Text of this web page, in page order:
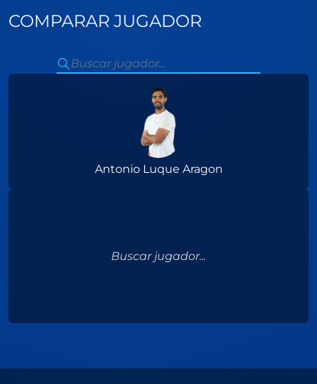
COMPARAR JUGADOR
Antonio Luque Aragon
Buscar jugador...